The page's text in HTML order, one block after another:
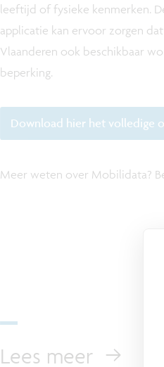
leeftijd of fysieke kenmerken.
applicatie kan ervoor zorgen
Vlaanderen ook beschikbaar
beperking.
Download hier het volledige
Meer weten over Mobilidata?
Lees meer